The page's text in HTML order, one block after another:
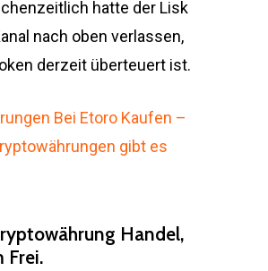
hatte der Lisk
nach oben verlassen,
derzeit überteuert ist.
Bei Etoro Kaufen –
gibt es
Handel,
Frei.